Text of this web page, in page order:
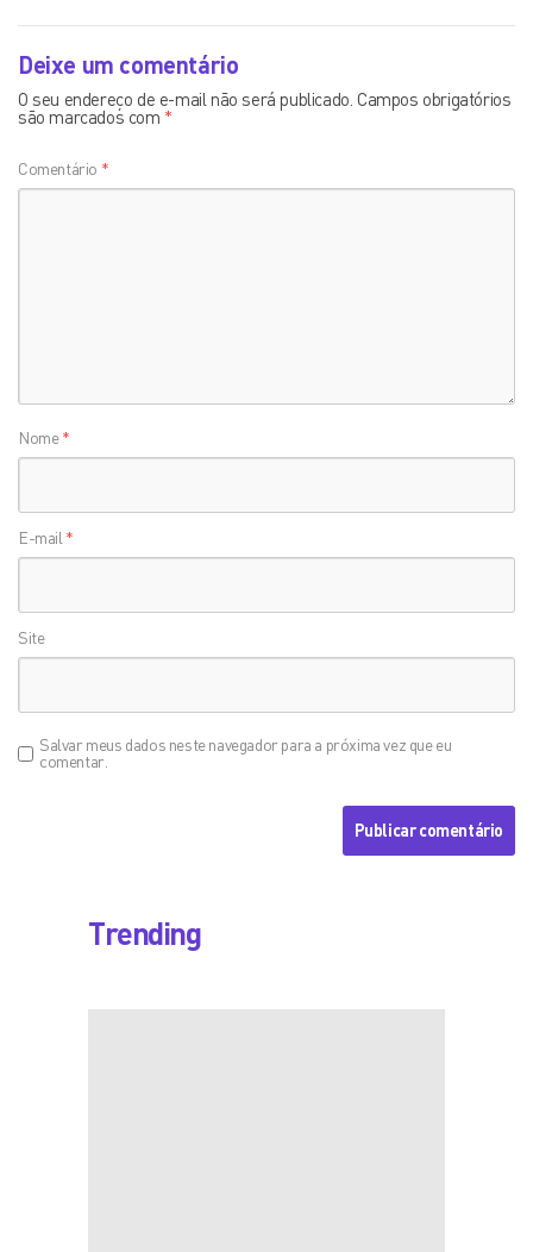
Deixe um comentário
O seu endereço de e-mail não será publicado. Campos obrigatórios
são marcados com *
Comentário *
Nome*
E-mail *
Site
Salvar meus dados neste navegador para a próxima vez que eu
comentar.
Trending